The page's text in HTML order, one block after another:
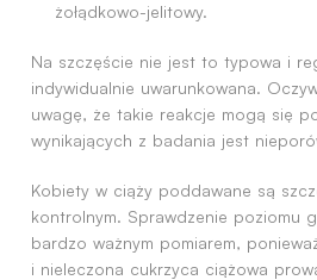
żołądkowo-jelitowy.
Na szczęście nie jest to typowa i
indywidualnie uwarunkowana.
uwagę, że takie reakcje mogą się
wynikających z badania jest
Kobiety w ciąży poddawane są
kontrolnym. Sprawdzenie poziomu
bardzo ważnym pomiarem,
i nieleczona cukrzyca ciążowa